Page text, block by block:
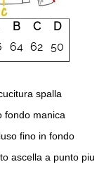
B C
D
64 62 50
spalla
fondo manica
fino in fondo
ascella a punto piu